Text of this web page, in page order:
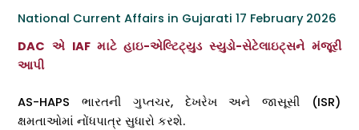
National Current Affairs in Gujarati 17 February 2026
DAC એ IAF માટે હાઇ-એલ્ટિટ્યુડ સ્યુડો-સેટેલાઇટ્સને મંજૂરી
આપી
AS-HAPS ભારતની ગુપ્તચર, દેખરેખ અને જાસૂસી (ISR)
ક્ષમતાઓમાં નોંધપાત્ર સુધારો કરશે.